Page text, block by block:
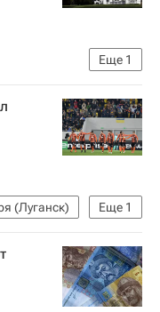
Еще 1
Израиля
Еще 1
(Луганск)